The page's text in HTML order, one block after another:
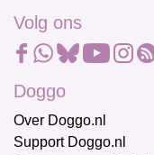
Volg ons
Doggo
Over Doggo.nl
Support Doggo.nl